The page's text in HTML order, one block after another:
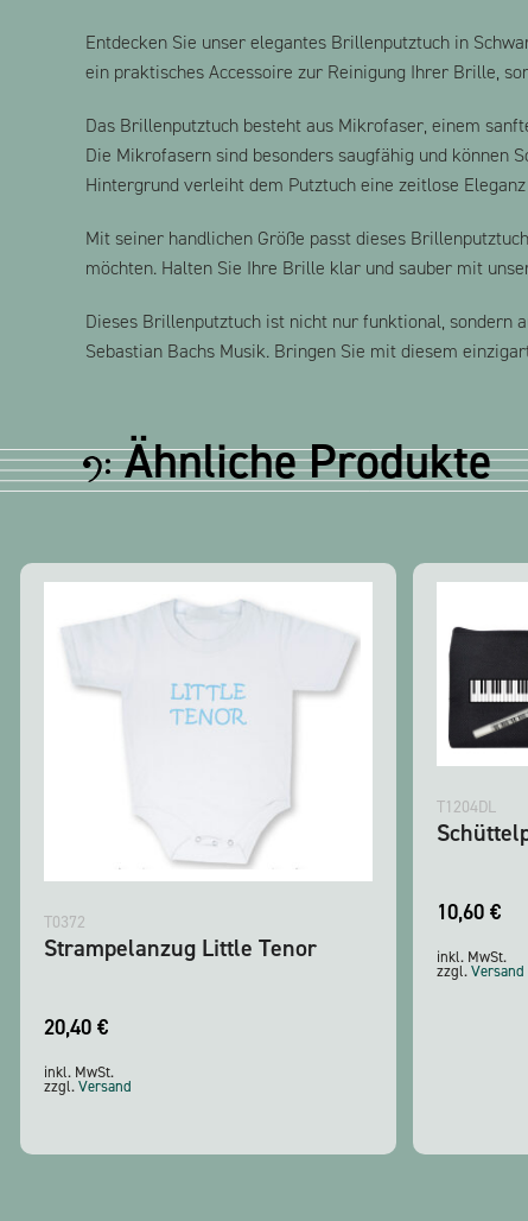
Entdecken Sie unser elegantes Brillenputztuch in
ein praktisches Accessoire zur Reinigung Ihrer Brille,
Das Brillenputztuch besteht aus Mikrofaser, einem
Die Mikrofasern sind besonders saugfähig und können
Hintergrund verleiht dem Putztuch eine zeitlose
Mit seiner handlichen Größe passt dieses
möchten. Halten Sie Ihre Brille klar und sauber mit
Dieses Brillenputztuch ist nicht nur funktional, sondern
Sebastian Bachs Musik. Bringen Sie mit diesem
Ähnliche Produkte
T0372
Strampelanzug Little Tenor
20,40 €
inkl. MwSt.
zzgl.Versand
T1204DL
10,60 €
inkl. MwSt.
zzgl.Versand